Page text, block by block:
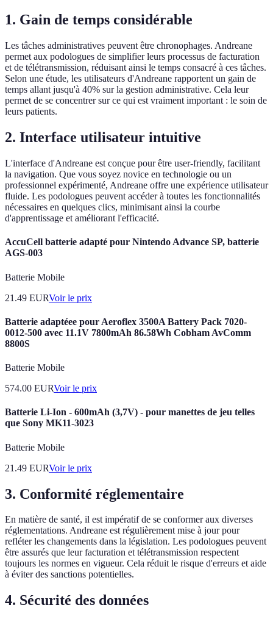
1. Gain de temps considérable
Les tâches administratives peuvent être chronophages. Andreane
permet aux podologues de simplifier leurs processus de facturation
et de télétransmission, réduisant ainsi le temps consacré à ces tâches.
Selon une étude, les utilisateurs d'Andreane rapportent un gain de
temps allant jusqu'à 40% sur la gestion administrative. Cela leur
permet de se concentrer sur ce qui est vraiment important : le soin de
leurs patients.
2. Interface utilisateur intuitive
L'interface d'Andreane est conçue pour être user-friendly, facilitant
la navigation. Que vous soyez novice en technologie ou un
professionnel expérimenté, Andreane offre une expérience utilisateur
fluide. Les podologues peuvent accéder à toutes les fonctionnalités
nécessaires en quelques clics, minimisant ainsi la courbe
d'apprentissage et améliorant l'efficacité.
AccuCell batterie adapté pour Nintendo Advance SP, batterie
AGS-003
Batterie Mobile
21.49 EURVoir le prix
Batterie adaptéee pour Aeroflex 3500A Battery Pack 7020-
0012-500 avec 11.1V 7800mAh 86.58Wh Cobham AvComm
8800S
Batterie Mobile
574.00 EURVoir le prix
Batterie Li-Ion - 600mAh (3,7V) - pour manettes de jeu telles
que Sony MK11-3023
Batterie Mobile
21.49 EURVoir le prix
3. Conformité réglementaire
En matière de santé, il est impératif de se conformer aux diverses
réglementations. Andreane est régulièrement mise à jour pour
refléter les changements dans la législation. Les podologues peuvent
être assurés que leur facturation et télétransmission respectent
toujours les normes en vigueur. Cela réduit le risque d'erreurs et aide
à éviter des sanctions potentielles.
4. Sécurité des données